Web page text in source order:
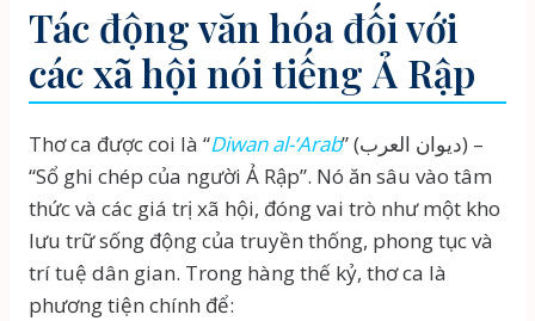
Tác động văn hóa đối với
các xã hội nói tiếng Ả Rập
Thơ ca được coi là “Diwan al-‘Arab” (ديوان العرب) –
“Sổ ghi chép của người Ả Rập”. Nó ăn sâu vào tâm
thức và các giá trị xã hội, đóng vai trò như một kho
lưu trữ sống động của truyền thống, phong tục và
trí tuệ dân gian. Trong hàng thế kỷ, thơ ca là
phương tiện chính để: